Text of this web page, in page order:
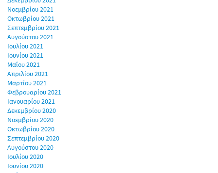
Νοεμβρίου 2021
Οκτωβρίου 2021
Σεπτεμβρίου 2021
Αυγούστου 2021
Ιουλίου 2021
Ιουνίου 2021
Μαΐου 2021
Απριλίου 2021
Μαρτίου 2021
Φεβρουαρίου 2021
Ιανουαρίου 2021
Δεκεμβρίου 2020
Νοεμβρίου 2020
Οκτωβρίου 2020
Σεπτεμβρίου 2020
Αυγούστου 2020
Ιουλίου 2020
Ιουνίου 2020